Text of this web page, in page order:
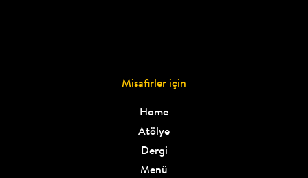
Misafirler için
Home
Atölye
Dergi
Menü